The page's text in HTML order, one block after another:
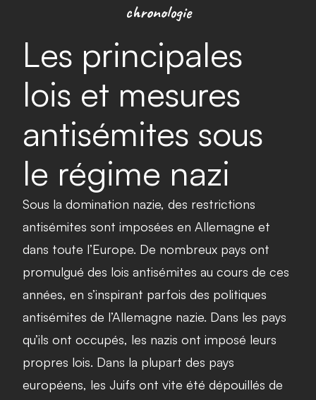
chronologie
Les principales
lois et mesures
antisémites sous
le régime nazi
Sous la domination nazie, des restrictions
antisémites sont imposées en Allemagne et
dans toute l’Europe. De nombreux pays ont
promulgué des lois antisémites au cours de ces
années, en s’inspirant parfois des politiques
antisémites de l’Allemagne nazie. Dans les pays
qu’ils ont occupés, les nazis ont imposé leurs
propres lois. Dans la plupart des pays
européens, les Juifs ont vite été dépouillés de